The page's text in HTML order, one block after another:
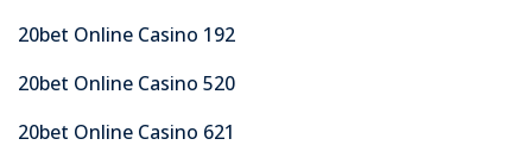
20bet Online Casino 192
20bet Online Casino 520
20bet Online Casino 621